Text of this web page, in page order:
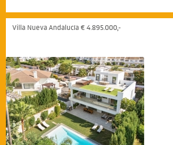
Villa Nueva Andalucía € 4.895.000,-